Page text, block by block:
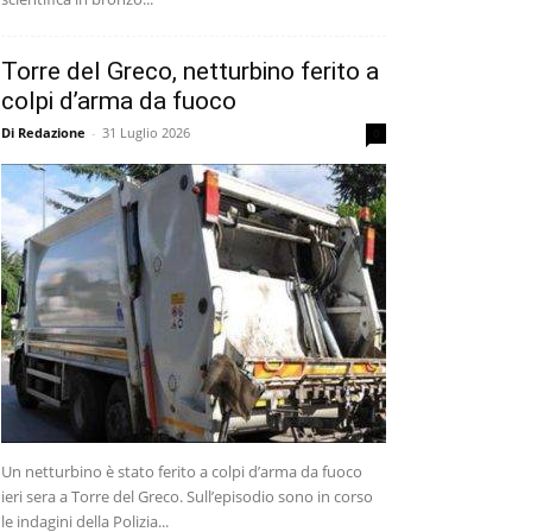
Torre del Greco, netturbino ferito a
colpi d’arma da fuoco
Di Redazione - 31 Luglio 2026
Un netturbino è stato ferito a colpi d’arma da fuoco
ieri sera a Torre del Greco. Sull’episodio sono in corso
le indagini della Polizia...